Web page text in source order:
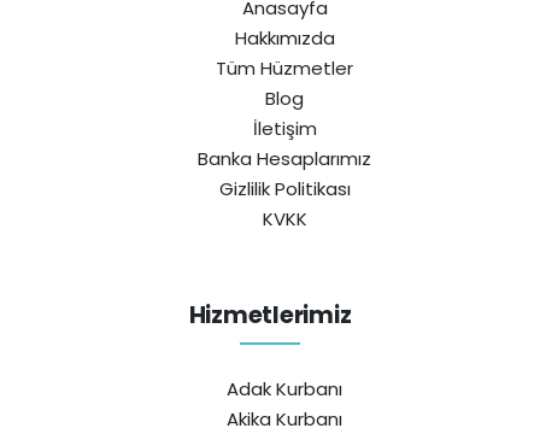
Anasayfa
Hakkımızda
Tüm Hüzmetler
Blog
İletişim
Banka Hesaplarımız
Gizlilik Politikası
KVKK
Hizmetlerimiz
Adak Kurbanı
Akika Kurbanı